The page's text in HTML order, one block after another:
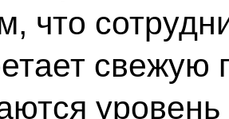
что
свежую
уровень